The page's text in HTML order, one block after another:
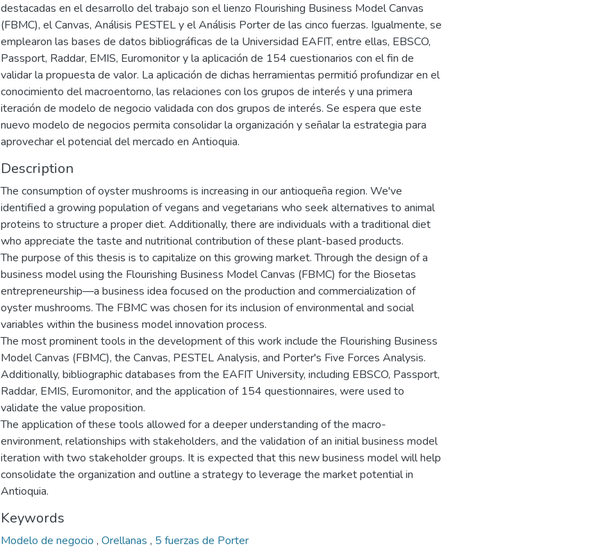
destacadas en el desarrollo del trabajo son el lienzo Flourishing Business Model Canvas
(FBMC), el Canvas, Análisis PESTEL y el Análisis Porter de las cinco fuerzas. Igualmente, se
emplearon las bases de datos bibliográficas de la Universidad EAFIT, entre ellas, EBSCO,
Passport, Raddar, EMIS, Euromonitor y la aplicación de 154 cuestionarios con el fin de
validar la propuesta de valor. La aplicación de dichas herramientas permitió profundizar en el
conocimiento del macroentorno, las relaciones con los grupos de interés y una primera
iteración de modelo de negocio validada con dos grupos de interés. Se espera que este
nuevo modelo de negocios permita consolidar la organización y señalar la estrategia para
aprovechar el potencial del mercado en Antioquia.
Description
The consumption of oyster mushrooms is increasing in our antioqueña region. We've
identified a growing population of vegans and vegetarians who seek alternatives to animal
proteins to structure a proper diet. Additionally, there are individuals with a traditional diet
who appreciate the taste and nutritional contribution of these plant-based products.
The purpose of this thesis is to capitalize on this growing market. Through the design of a
business model using the Flourishing Business Model Canvas (FBMC) for the Biosetas
entrepreneurship—a business idea focused on the production and commercialization of
oyster mushrooms. The FBMC was chosen for its inclusion of environmental and social
variables within the business model innovation process.
The most prominent tools in the development of this work include the Flourishing Business
Model Canvas (FBMC), the Canvas, PESTEL Analysis, and Porter's Five Forces Analysis.
Additionally, bibliographic databases from the EAFIT University, including EBSCO, Passport,
Raddar, EMIS, Euromonitor, and the application of 154 questionnaires, were used to
validate the value proposition.
The application of these tools allowed for a deeper understanding of the macro-
environment, relationships with stakeholders, and the validation of an initial business model
iteration with two stakeholder groups. It is expected that this new business model will help
consolidate the organization and outline a strategy to leverage the market potential in
Antioquia.
Keywords
Modelo de negocio , Orellanas , 5 fuerzas de Porter